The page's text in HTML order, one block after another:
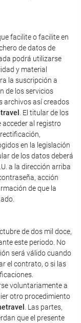
facilite o facilite en
de datos de
podrá utilizarse
y material
la suscripción a
de los servicios
archivos así creados
. El titular de los
acceder al registro
en la legislación
de los datos deberá
a la dirección arriba
acción
de que la
de dos mil doce,
este periodo. No
será válido cuando
el contrato, o si las
voluntariamente a
otro procedimiento
. Las partes,
que el presente